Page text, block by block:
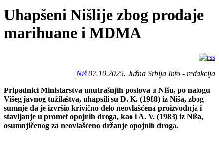
Uhapšeni Nišlije zbog prodaje
marihuane i MDMA
Niš07.10.2025. Južna Srbija Info - redakcija
Pripadnici Ministarstva unutrašnjih poslova u Nišu, po nalogu
Višeg javnog tužilaštva, uhapsili su D. K. (1988) iz Niša, zbog
sumnje da je izvršio krivično delo neovlašćena proizvodnja i
stavljanje u promet opojnih droga, kao i A. V. (1983) iz Niša,
osumnjičenog za neovlašćeno držanje opojnih droga.